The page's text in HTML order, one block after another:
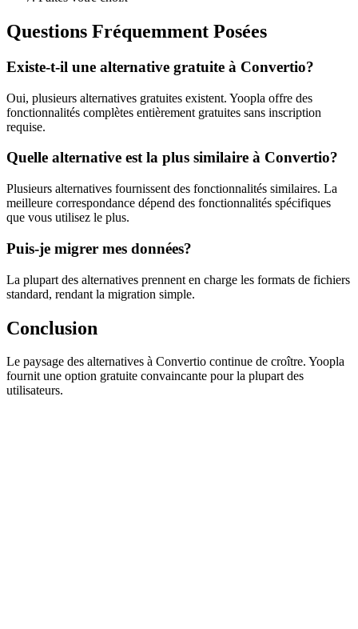
Questions Fréquemment Posées
Existe-t-il une alternative gratuite à Convertio?
Oui, plusieurs alternatives gratuites existent. Yoopla offre des
fonctionnalités complètes entièrement gratuites sans inscription
requise.
Quelle alternative est la plus similaire à Convertio?
Plusieurs alternatives fournissent des fonctionnalités similaires. La
meilleure correspondance dépend des fonctionnalités spécifiques
que vous utilisez le plus.
Puis-je migrer mes données?
La plupart des alternatives prennent en charge les formats de fichiers
standard, rendant la migration simple.
Conclusion
Le paysage des alternatives à Convertio continue de croître. Yoopla
fournit une option gratuite convaincante pour la plupart des
utilisateurs.